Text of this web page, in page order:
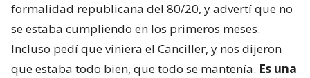
formalidad republicana del 80/20, y advertí que no
se estaba cumpliendo en los primeros meses.
Incluso pedí que viniera el Canciller, y nos dijeron
que estaba todo bien, que todo se mantenía. Es una